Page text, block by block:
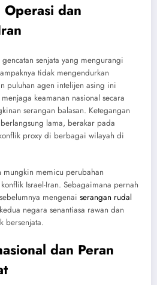
dan
senjata yang mengurangi
tidak mengendurkan
puluhan agen intelijen asing ini
keamanan nasional secara
serangan balasan. Ketegangan
lama, berakar pada
proxy di berbagai wilayah di
memicu perubahan
Israel-Iran. Sebagaimana pernah
mengenai serangan rudal
negara senantiasa rawan dan
bersenjata.
dan Peran